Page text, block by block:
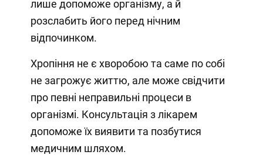
лише допоможе організму, а й
розслабить його перед нічним
відпочинком.
Хропіння не є хворобою та саме по собі
не загрожує життю, але може свідчити
про певні неправильні процеси в
організмі. Консультація з лікарем
допоможе їх виявити та позбутися
медичним шляхом.